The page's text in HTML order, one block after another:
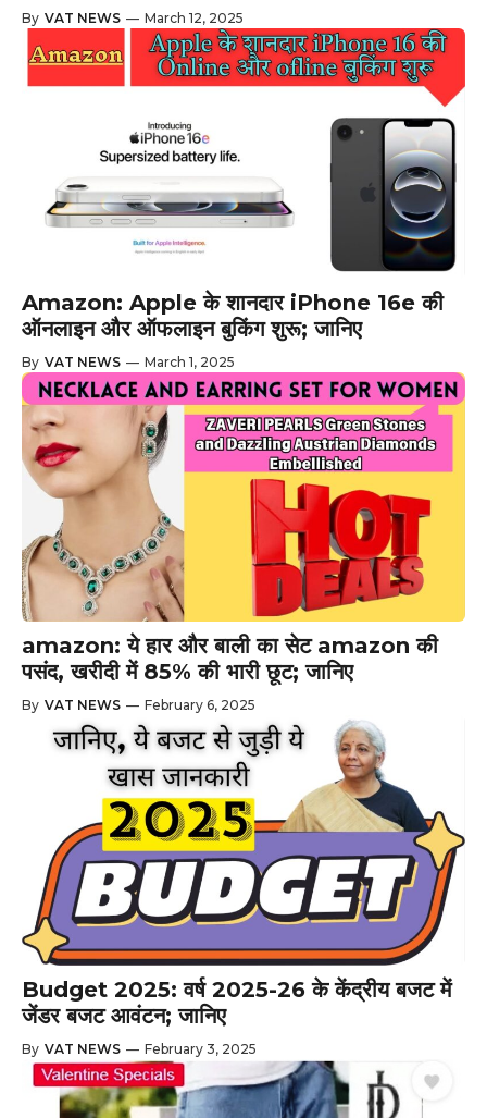
By VAT NEWS — March 12, 2025
Amazon: Apple के शानदार iPhone 16e की
ऑनलाइन और ऑफलाइन बुकिंग शुरू; जानिए
By VAT NEWS — March 1, 2025
amazon: ये हार और बाली का सेट amazon की
पसंद, खरीदी में 85% की भारी छूट; जानिए
By VAT NEWS — February 6, 2025
Budget 2025: वर्ष 2025-26 के केंद्रीय बजट में
जेंडर बजट आवंटन; जानिए
By VAT NEWS — February 3, 2025